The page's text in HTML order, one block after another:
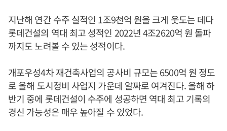
지난해 연간 수주 실적인 1조9천억 원을 크게 웃도는 데다
롯데건설의 역대 최고 성적인 2022년 4조2620억 원 돌파
까지도 노려볼 수 있는 성적이다.
개포우성4차 재건축사업의 공사비 규모는 6500억 원 정도
로 올해 도시정비 사업지 가운데 알짜로 여겨진다. 올해 하
반기 중에 롯데건설이 수주에 성공하면 역대 최고 기록의
경신 가능성은 매우 높아질 수 있었다.